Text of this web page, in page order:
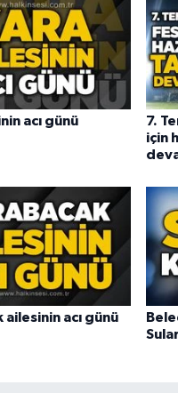
acı günü
7.
için
ailesinin acı günü